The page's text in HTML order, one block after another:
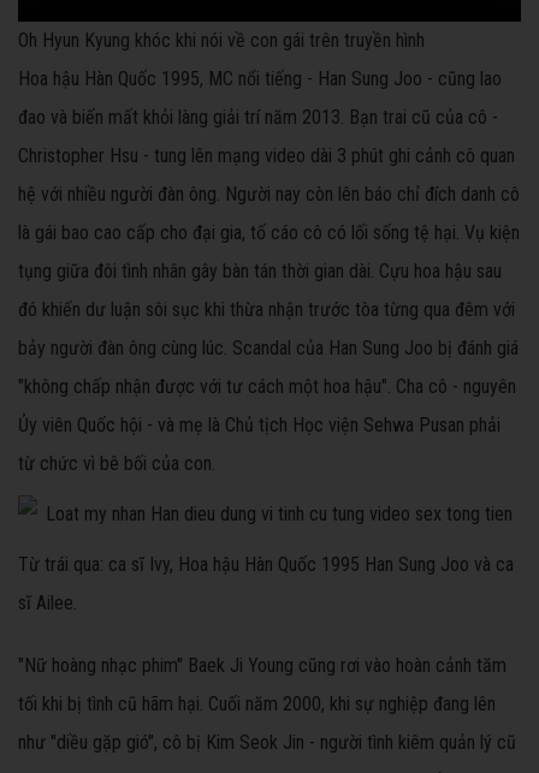
Oh Hyun Kyung khóc khi nói về con gái trên truyền hình
Hoa hậu Hàn Quốc 1995, MC nổi tiếng - Han Sung Joo - cũng lao
đao và biến mất khỏi làng giải trí năm 2013. Bạn trai cũ của cô -
Christopher Hsu - tung lên mạng video dài 3 phút ghi cảnh cô quan
hệ với nhiều người đàn ông. Người nay còn lên báo chỉ đích danh cô
là gái bao cao cấp cho đại gia, tố cáo cô có lối sống tệ hại. Vụ kiện
tụng giữa đôi tình nhân gây bàn tán thời gian dài. Cựu hoa hậu sau
đó khiến dư luận sôi sục khi thừa nhận trước tòa từng qua đêm với
bảy người đàn ông cùng lúc. Scandal của Han Sung Joo bị đánh giá
"không chấp nhận được với tư cách một hoa hậu". Cha cô - nguyên
Ủy viên Quốc hội - và mẹ là Chủ tịch Học viện Sehwa Pusan phải
từ chức vì bê bối của con.
Từ trái qua: ca sĩ Ivy, Hoa hậu Hàn Quốc 1995 Han Sung Joo và ca
sĩ Ailee.
"Nữ hoàng nhạc phim" Baek Ji Young cũng rơi vào hoàn cảnh tăm
tối khi bị tình cũ hãm hại. Cuối năm 2000, khi sự nghiệp đang lên
như "diều gặp gió", cô bị Kim Seok Jin - người tình kiêm quản lý cũ